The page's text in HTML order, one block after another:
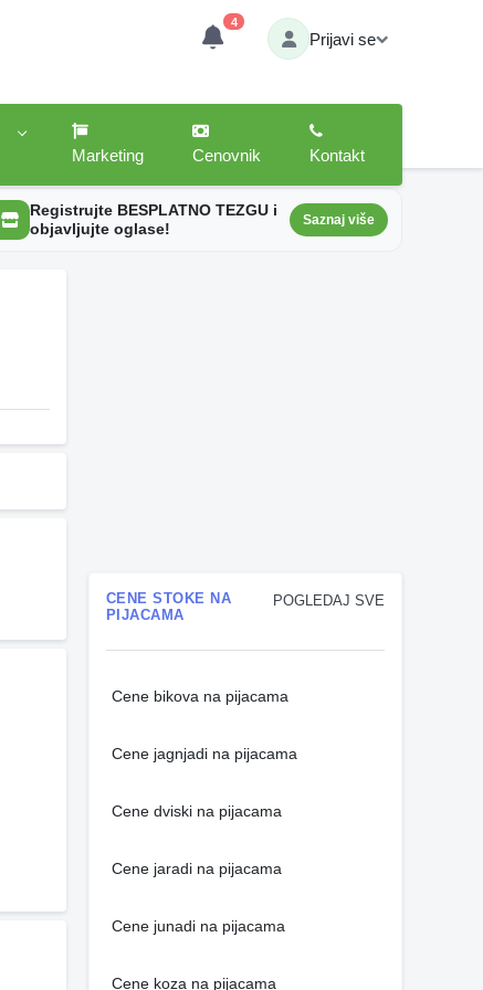
4
Prijavi se
Marketing
Cenovnik Kontakt
Registrujte BESPLATNO TEZGU i
objavljujte oglase!
Saznaj više
POGLEDAJ SVE
CENE STOKE NA
PIJACAMA
Cene bikova na pijacama
Cene jagnjadi na pijacama
Cene dviski na pijacama
Cene jaradi na pijacama
Cene junadi na pijacama
Cene koza na pijacama